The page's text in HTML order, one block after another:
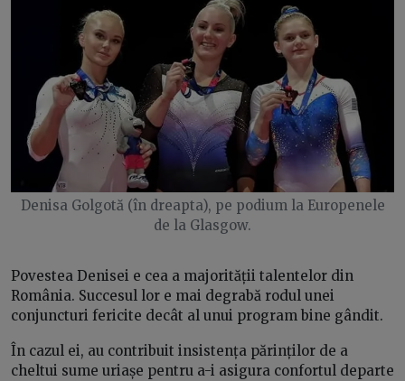
Denisa Golgotă (în dreapta), pe podium la Europenele
de la Glasgow.
Povestea Denisei e cea a majorității talentelor din
România. Succesul lor e mai degrabă rodul unei
conjuncturi fericite decât al unui program bine gândit.
În cazul ei, au contribuit insistența părinților de a
cheltui sume uriașe pentru a-i asigura confortul departe